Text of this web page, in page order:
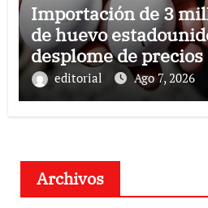
Importación de 3
de huevo
desplome de
llaman a consumir
editorial Ago 7, 2026
Archivos